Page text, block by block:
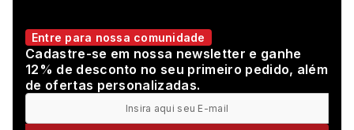
Entre para nossa comunidade
Cadastre-se em nossa newsletter e ganhe
12% de desconto no seu primeiro pedido, além
de ofertas personalizadas.